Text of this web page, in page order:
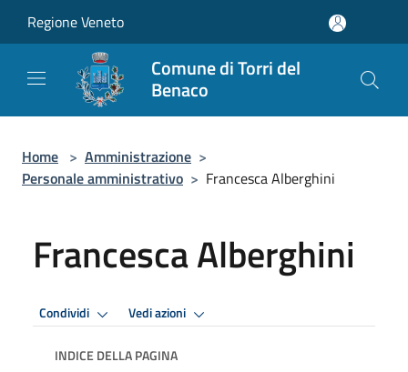
Regione Veneto
Comune di Torri del
Benaco
Home > Amministrazione >
Personale amministrativo > Francesca Alberghini
Francesca Alberghini
Condividi Vedi azioni
INDICE DELLA PAGINA